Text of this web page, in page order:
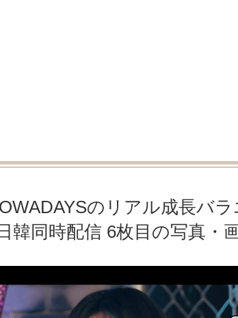
のリアル成長バラ
韓同時配信 6枚目の写真・